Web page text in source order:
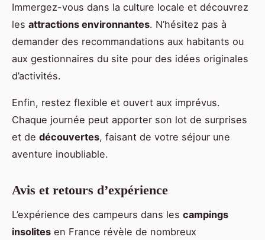
Immergez-vous dans la culture locale et découvrez
les attractions environnantes. N’hésitez pas à
demander des recommandations aux habitants ou
aux gestionnaires du site pour des idées originales
d’activités.
Enfin, restez flexible et ouvert aux imprévus.
Chaque journée peut apporter son lot de surprises
et de découvertes, faisant de votre séjour une
aventure inoubliable.
Avis et retours d’expérience
L’expérience des campeurs dans les campings
insolites en France révèle de nombreux